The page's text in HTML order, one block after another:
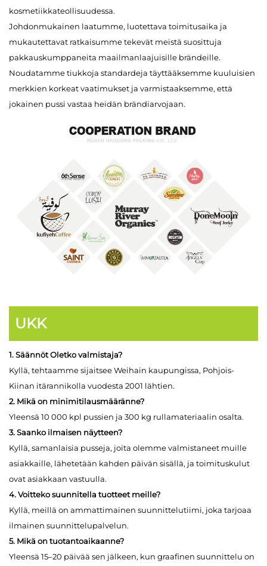
kosmetiikkateollisuudessa.
Johdonmukainen laatumme, luotettava toimitusaika ja
mukautettavat ratkaisumme tekevät meistä suosittuja
pakkauskumppaneita maailmanlaajuisille brändeille.
Noudatamme tiukkoja standardeja täyttääksemme kuuluisien
merkkien korkeat vaatimukset ja varmistaaksemme, että
jokainen pussi vastaa heidän brändiarvojaan.
UKK
1. Säännöt Oletko valmistaja?
Kyllä, tehtaamme sijaitsee Weihain kaupungissa, Pohjois-
Kiinan itärannikolla vuodesta 2001 lähtien.
2. Mikä on minimitilausmääränne?
Yleensä 10 000 kpl pussien ja 300 kg rullamateriaalin osalta.
3. Saanko ilmaisen näytteen?
Kyllä, samanlaisia pusseja, joita olemme valmistaneet muille
asiakkaille, lähetetään kahden päivän sisällä, ja toimituskulut
ovat asiakkaan vastuulla.
4. Voitteko suunnitella tuotteet meille?
Kyllä, meillä on ammattimainen suunnittelutiimi, joka tarjoaa
ilmainen suunnittelupalvelun.
5. Mikä on tuotantoaikaanne?
Yleensä 15–20 päivää sen jälkeen, kun graafinen suunnittelu on